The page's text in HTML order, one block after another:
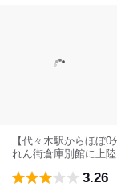
【代々木駅からほぼ
れん街倉庫別館に上陸
3.26